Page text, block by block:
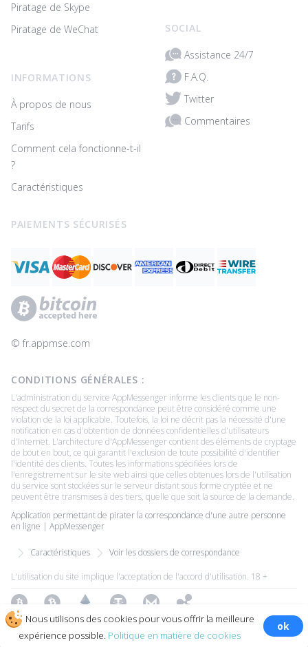
Piratage de Skype
Piratage de WeChat
INFORMATIONS
À propos de nous
Tarifs
Comment cela fonctionne-t-il
?
Caractéristiques
SOCIAL
Assistance 24/7
F.A.Q.
Twitter
Commentaires
PAIEMENTS SÉCURISÉS
© ‌fr.appmse.com
CONDITIONS GÉNÉRALES :
L'administration du service AppMessenger informe les clients que le non-
respect du secret de la correspondance peut être considéré comme une
violation de la loi applicable. Toutefois, la loi ne décrit pas la nécessité d'une
notification en cas d'obtention de données confidentielles d'utilisateurs
d'Internet. L'architecture d'AppMessenger contient des éléments de cryptage
de bout en bout, ce qui garantit l'exclusion de toute possibilité d'identifier
l'identité des clients. Toutes les informations spécifiées lors de
l'enregistrement sur le site web ainsi que celles obtenues lors de l'utilisation
du service sont stockées sur le serveur distant sous forme cryptée et ne
peuvent être transmises à des tiers, quelle que soit la source de la demande.
Application permettant de pirater la correspondance d'une autre personne
en ligne | AppMessenger
Caractéristiques Voir les dossiers de correspondance
L'utilisation du site implique l'acceptation de l'accord d'utilisation. 18 +
BitcoinBitcoin CashEthereumTetherMoneroRipple
Copyright ©2026 All Rights Reserved.
Toutes les marques déposées
sont la propriété de leurs détenteurs respectifs.
Nous utilisons des cookies pour vous offrir la meilleure
expérience possible. Politique en matière de cookies
ok